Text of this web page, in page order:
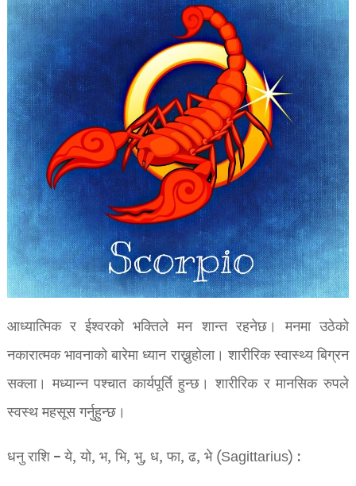
आध्यात्मिक र ईश्वरको भक्तिले मन शान्त रहनेछ। मनमा उठेको
नकारात्मक भावनाको बारेमा ध्यान राख्नुहोला। शारीरिक स्वास्थ्य बिग्रन
सक्ला। मध्यान्न पश्चात कार्यपूर्ति हुन्छ। शारीरिक र मानसिक रुपले
स्वस्थ महसूस गर्नुहुन्छ।
धनु राशि – ये, यो, भ, भि, भु, ध, फा, ढ, भे (Sagittarius) :